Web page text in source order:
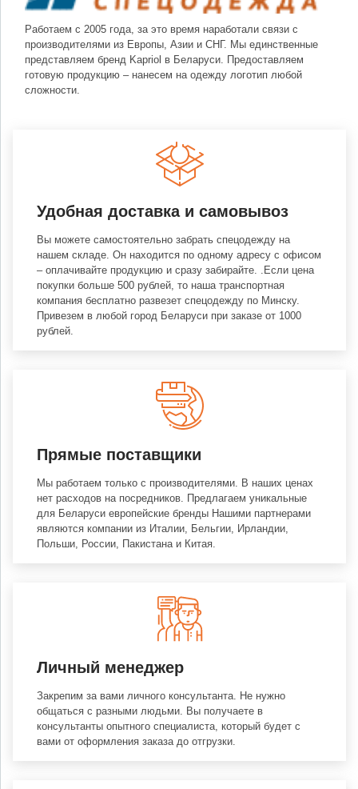
Работаем с 2005 года, за это время наработали связи с
производителями из Европы, Азии и СНГ. Мы единственные
представляем бренд Kapriol в Беларуси. Предоставляем
готовую продукцию – нанесем на одежду логотип любой
сложности.
Удобная доставка и самовывоз
Вы можете самостоятельно забрать спецодежду на
нашем складе. Он находится по одному адресу с офисом
– оплачивайте продукцию и сразу забирайте. .Если цена
покупки больше 500 рублей, то наша транспортная
компания бесплатно развезет спецодежду по Минску.
Привезем в любой город Беларуси при заказе от 1000
рублей.
Прямые поставщики
Мы работаем только с производителями. В наших ценах
нет расходов на посредников. Предлагаем уникальные
для Беларуси европейские бренды Нашими партнерами
являются компании из Италии, Бельгии, Ирландии,
Польши, России, Пакистана и Китая.
Личный менеджер
Закрепим за вами личного консультанта. Не нужно
общаться с разными людьми. Вы получаете в
консультанты опытного специалиста, который будет с
вами от оформления заказа до отгрузки.